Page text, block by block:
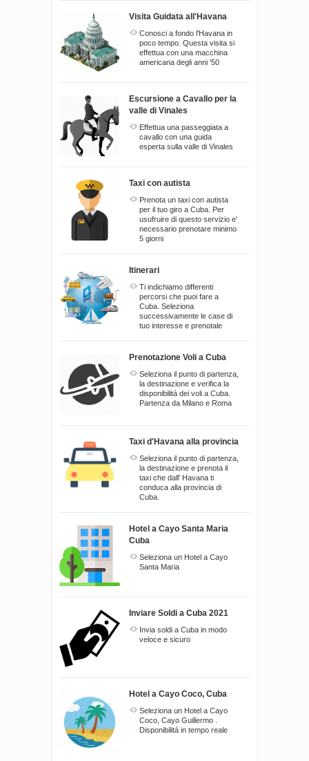
Visita Guidata all'Havana
Conosci a fondo l'Havana in
poco tempo. Questa visita si
effettua con una macchina
americana degli anni '50
Escursione a Cavallo per la
valle di Vinales
Effettua una passeggiata a
cavallo con una guida
esperta sulla valle di Vinales
Taxi con autista
Prenota un taxi con autista
per il tuo giro a Cuba. Per
usufruire di questo servizio e'
necessario prenotare minimo
5 giorni
Itinerari
Ti indichiamo differenti
percorsi che puoi fare a
Cuba. Seleziona
successivamente le case di
tuo interesse e prenotale
Prenotazione Voli a Cuba
Seleziona il punto di partenza,
la destinazione e verifica la
disponibilitá dei voli a Cuba.
Partenza da Milano e Roma
Taxi d'Havana alla provincia
Seleziona il punto di partenza,
la destinazione e prenota il
taxi che dall' Havana ti
conduca alla provincia di
Cuba.
Hotel a Cayo Santa Maria
Cuba
Seleziona un Hotel a Cayo
Santa Maria
Inviare Soldi a Cuba 2021
Invia soldi a Cuba in modo
veloce e sicuro
Hotel a Cayo Coco, Cuba
Seleziona un Hotel a Cayo
Coco, Cayo Guillermo .
Disponibilitá in tempo reale